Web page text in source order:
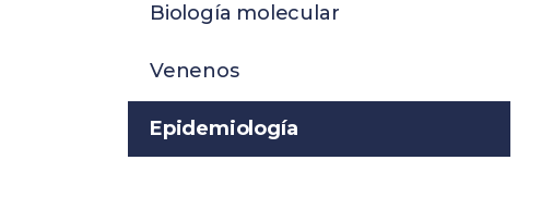
Biología molecular
Venenos
Epidemiología